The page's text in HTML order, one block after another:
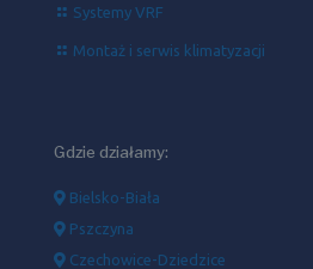
Systemy VRF
Montaż i serwis klimatyzacji
Gdzie działamy:
Bielsko-Biała
Pszczyna
Czechowice-Dziedzice